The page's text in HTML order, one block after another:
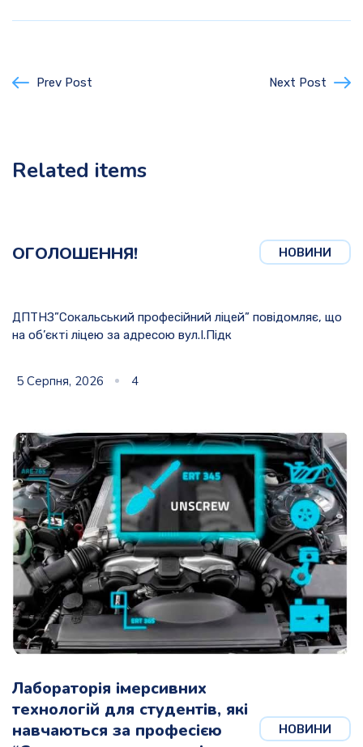
Prev Post Next Post
Related items
НОВИНИ
ОГОЛОШЕННЯ!
ДПТНЗ”Сокальський професійний ліцей” повідомляє, що
на об’єкті ліцею за адресою вул.І.Підк
5 Серпня, 2026 4
НОВИНИ
Лабораторія імерсивних
технологій для студентів, які
навчаються за професією